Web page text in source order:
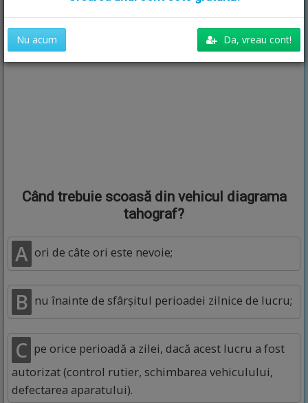
Când trebuie scoasă din vehicul diagrama
tahograf?
A ori de câte ori este nevoie;
B nu înainte de sfârşitul perioadei zilnice de lucru;
C pe orice perioadă a zilei, dacă acest lucru a fost
autorizat (control rutier, schimbarea vehiculului,
defectarea aparatului).
Nu acum Da, vreau cont!